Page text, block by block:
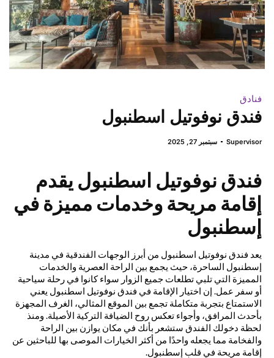
فنادق
فندق نوفوتيل اسطنبول
Supervisor سبتمبر 27, 2025
فندق نوفوتيل اسطنبول يقدم
إقامة مريحة وخدمات مميزة في
إسطنبول
يعد فندق نوفوتيل اسطنبول من أبرز الوجهات الفندقية في مدينة
إسطنبول الساحرة، حيث يجمع بين الراحة العصرية والخدمات
المميزة التي تلبي تطلعات جميع الزوار سواء كانوا في رحلة سياحية
أو سفر عمل. إن اختيار الإقامة في فندق نوفوتيل اسطنبول يعني
الاستمتاع بتجربة متكاملة تجمع بين الموقع المثالي، الغرف المجهزة
بأحدث المرافق، وأجواء تعكس روح الضيافة التركية الأصيلة. ومنذ
لحظة دخولك الفندق ستشعر بأنك في مكان يوازن بين الراحة
والفخامة مما يجعله واحدًا من أكثر الخيارات الموصى بها للباحثين عن
إقامة مريحة في قلب إسطنبول.